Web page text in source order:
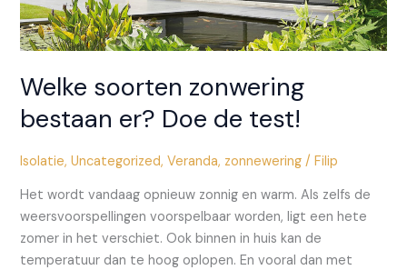
Welke soorten zonwering
bestaan er? Doe de test!
Isolatie,Uncategorized,Veranda, zonnewering /Filip
Het wordt vandaag opnieuw zonnig en warm. Als zelfs de
weersvoorspellingen voorspelbaar worden, ligt een hete
zomer in het verschiet. Ook binnen in huis kan de
temperatuur dan te hoog oplopen. En vooral dan met